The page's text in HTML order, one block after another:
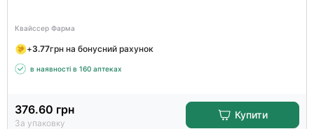
Квайссер Фарма
+3.77грн на бонусний рахунок
в наявності в 160 аптеках
376.60 грн
За упаковку
Купити